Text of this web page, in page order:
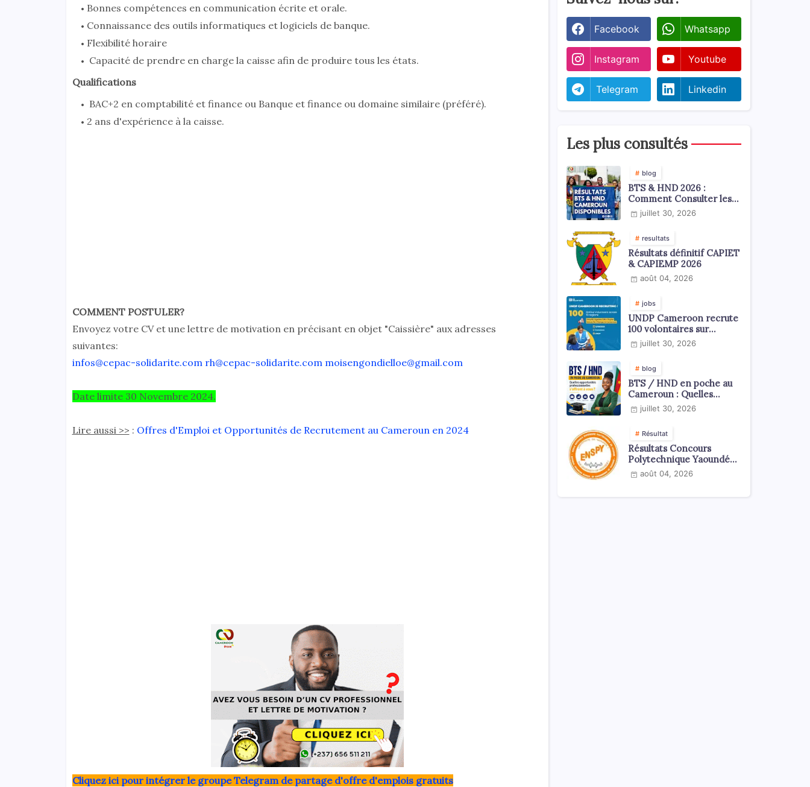
Bonnes compétences en communication écrite et orale.
Connaissance des outils informatiques et logiciels de banque.
Flexibilité horaire
Capacité de prendre en charge la caisse afin de produire tous les états.
Qualifications
BAC+2 en comptabilité et finance ou Banque et finance ou domaine similaire (préféré).
2 ans d'expérience à la caisse.
COMMENT POSTULER?
Envoyez votre CV et une lettre de motivation en précisant en objet "Caissière" aux adresses
suivantes:
infos@cepac-solidarite.com rh@cepac-solidarite.com moisengondielloe@gmail.com
Date limite 30 Novembre 2024.
Lire aussi >> : Offres d'Emploi et Opportunités de Recrutement au Cameroun en 2024
Cliquez ici pour intégrer le groupe Telegram de partage d'offre d'emplois gratuits
Facebook Whatsapp
Instagram Youtube
Telegram Linkedin
Les plus consultés
blog
BTS & HND 2026 :
Comment Consulter les
Résultats ?
juillet 30, 2026
resultats
Résultats définitif CAPIET
& CAPIEMP 2026
août 04, 2026
jobs
UNDP Cameroon recrute
100 volontaires sur
l'échelle du territoire
national
juillet 30, 2026
blog
BTS / HND en poche au
Cameroun : Quelles
opportunités
professionnelles s'offrent
juillet 30, 2026
Résultat
Résultats Concours
Polytechnique Yaoundé
ENSPY 2026 - Tous les
cycles
août 04, 2026